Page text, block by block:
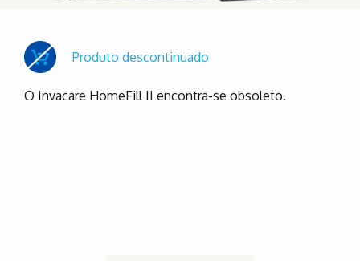
Produto descontinuado
O Invacare HomeFill II encontra-se obsoleto.